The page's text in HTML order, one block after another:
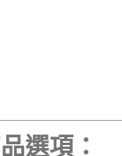
選項：